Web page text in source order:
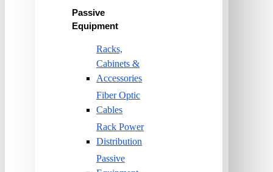
Passive
Equipment
Racks,
Cabinets &
Accessories
Fiber Optic
Cables
Rack Power
Distribution
Passive